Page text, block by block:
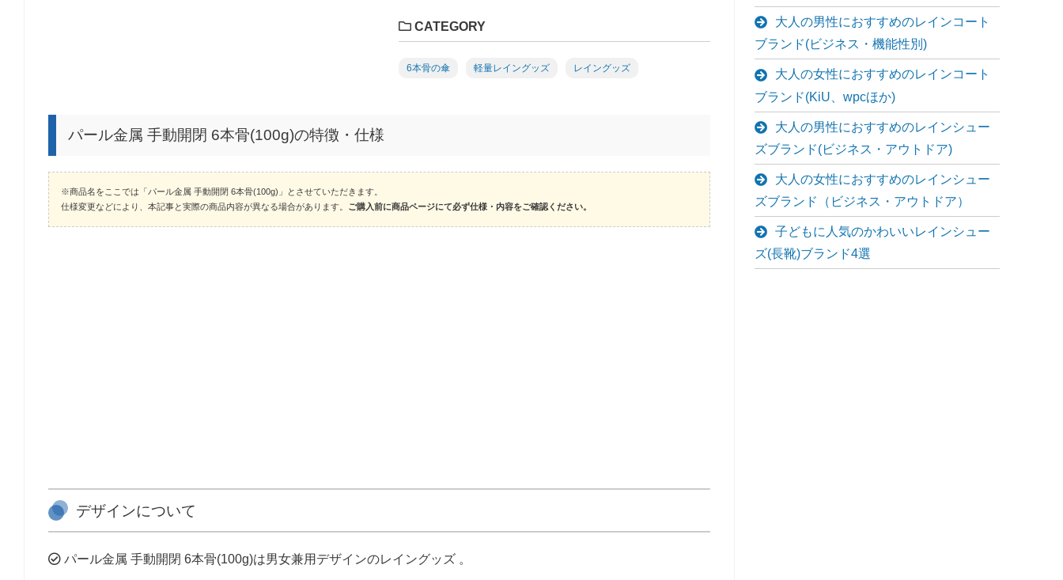
CATEGORY
6本骨の傘 軽量レイングッズ レイングッズ
パール金属 手動開閉 6本骨(100g)の特徴・仕様
※商品名をここでは「パール金属 手動開閉 6本骨(100g)」とさせていただきます。
仕様変更などにより、本記事と実際の商品内容が異なる場合があります。 ご購入前に商品ページにて必ず仕様・内容をご確認ください。
デザインについて
パール金属 手動開閉 6本骨(100g)は男女兼用デザインのレイングッズ 。
大人の男性におすすめのレインコート
ブランド(ビジネス・機能性別)
大人の女性におすすめのレインコート
ブランド(KiU、wpcほか)
大人の男性におすすめのレインシュー
ズブランド(ビジネス・アウトドア)
大人の女性におすすめのレインシュー
ズブランド（ビジネス・アウトドア）
子どもに人気のかわいいレインシュー
ズ(長靴)ブランド4選